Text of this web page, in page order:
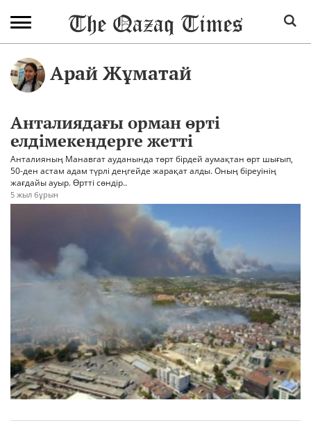
Арай Жұматай
Анталиядағы орман өрті
елдімекендерге жетті
Анталияның Манавгат ауданында төрт бірдей аумақтан өрт шығып,
50-ден астам адам түрлі деңгейде жарақат алды. Оның біреуінің
жағдайы ауыр. Өртті сөндір..
5 жыл бұрын